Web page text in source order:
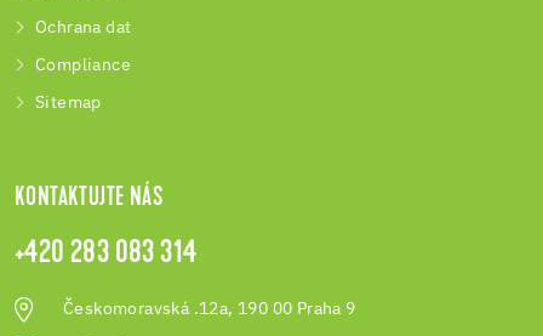
Ochrana dat
Compliance
Sitemap
KONTAKTUJTE NÁS
+420 283 083 314
Českomoravská .12a, 190 00 Praha 9